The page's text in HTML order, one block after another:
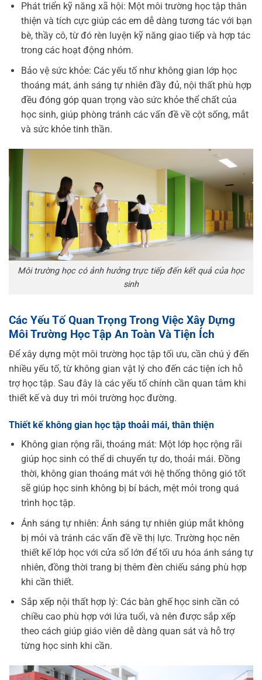
Phát triển kỹ năng xã hội: Một môi trường học tập thân
thiện và tích cực giúp các em dễ dàng tương tác với bạn
bè, thầy cô, từ đó rèn luyện kỹ năng giao tiếp và hợp tác
trong các hoạt động nhóm.
Bảo vệ sức khỏe: Các yếu tố như không gian lớp học
thoáng mát, ánh sáng tự nhiên đầy đủ, nội thất phù hợp
đều đóng góp quan trọng vào sức khỏe thể chất của
học sinh, giúp phòng tránh các vấn đề về cột sống, mắt
và sức khỏe tinh thần.
Môi trường học có ảnh hưởng trực tiếp đến kết quả của học
sinh
Các Yếu Tố Quan Trọng Trong Việc Xây Dựng
Môi Trường Học Tập An Toàn Và Tiện Ích
Để xây dựng một môi trường học tập tối ưu, cần chú ý đến
nhiều yếu tố, từ không gian vật lý cho đến các tiện ích hỗ
trợ học tập. Sau đây là các yếu tố chính cần quan tâm khi
thiết kế và duy trì môi trường học đường.
Thiết kế không gian học tập thoải mái, thân thiện
Không gian rộng rãi, thoáng mát: Một lớp học rộng rãi
giúp học sinh có thể di chuyển tự do, thoải mái. Đồng
thời, không gian thoáng mát với hệ thống thông gió tốt
sẽ giúp học sinh không bị bí bách, mệt mỏi trong quá
trình học tập.
Ánh sáng tự nhiên: Ánh sáng tự nhiên giúp mắt không
bị mỏi và tránh các vấn đề về thị lực. Trường học nên
thiết kế lớp học với cửa sổ lớn để tối ưu hóa ánh sáng tự
nhiên, đồng thời trang bị thêm đèn chiếu sáng phù hợp
khi cần thiết.
Sắp xếp nội thất hợp lý: Các bàn ghế học sinh cần có
chiều cao phù hợp với lứa tuổi, và nên được sắp xếp
theo cách giúp giáo viên dễ dàng quan sát và hỗ trợ
từng học sinh khi cần.